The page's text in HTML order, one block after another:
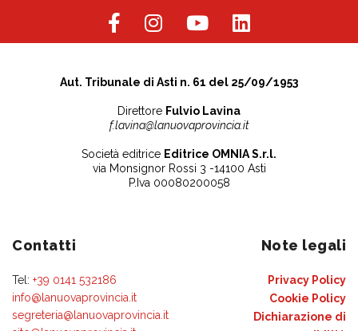
Aut. Tribunale di Asti n. 61 del 25/09/1953
Direttore Fulvio Lavina
f.lavina@lanuovaprovincia.it
Società editrice Editrice OMNIA S.r.l.
via Monsignor Rossi 3 -14100 Asti
P.Iva 00080200058
Contatti
Tel: +39 0141 532186
info@lanuovaprovincia.it
segreteria@lanuovaprovincia.it
Note legali
Privacy Policy
Cookie Policy
Dichiarazione di